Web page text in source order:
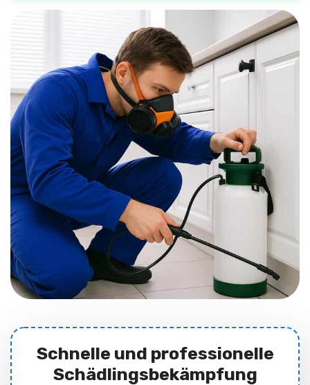
Schnelle und professionelle
Schädlingsbekämpfung